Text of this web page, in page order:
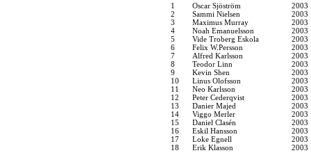
1 Oscar Sjöström
2003
2
Sammi Nielsen
2003
3
Maximus Murray
2003
4
Noah Emanuelsson
2003
5
Vide Troberg Eskola
2003
6
Felix W.Persson
2003
7
Alfred Karlsson
2003
8
Teodor Linn
2003
9
Kevin Shen
2003
10
Linus Olofsson
2003
11
Neo Karlsson
2003
12
Peter Cederqvist
2003
13
Danier Majed
2003
14
Viggo Merler
2003
15
Daniel Clasén
2003
16
Eskil Hansson
2003
17
Loke Egnell
2003
18
Erik Klasson
2003